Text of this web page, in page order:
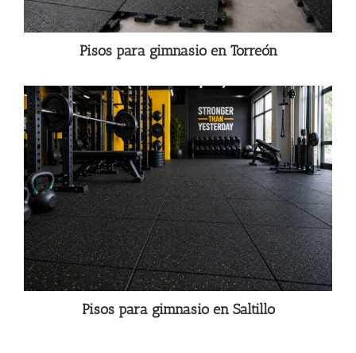
Pisos para gimnasio en Torreón
Pisos para gimnasio en Saltillo